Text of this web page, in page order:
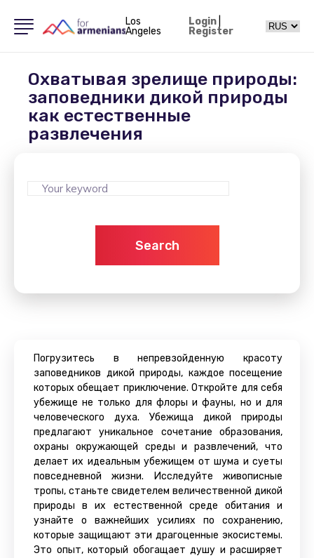
Los
Angeles
Login|
Register
Охватывая зрелище природы:
заповедники дикой природы
как естественные
развлечения
Search
Погрузитесь в непревзойденную красоту
заповедников дикой природы, каждое посещение
которых обещает приключение. Откройте для себя
убежище не только для флоры и фауны, но и для
человеческого духа. Убежища дикой природы
предлагают уникальное сочетание образования,
охраны окружающей среды и развлечений, что
делает их идеальным убежищем от шума и суеты
повседневной жизни. Исследуйте живописные
тропы, станьте свидетелем величественной дикой
природы в их естественной среде обитания и
узнайте о важнейших усилиях по сохранению,
которые защищают эти драгоценные экосистемы.
Это опыт, который обогащает душу и расширяет